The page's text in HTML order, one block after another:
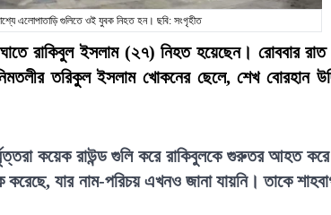
এলোপাতাড়ি গুলিতে ওই যুবক নিহত হন। ছবি: সংগৃহীত
রাকিবুল ইসলাম (২৭) নিহত হয়েছেন। রোববার রাত
তরিকুল ইসলাম খোকনের ছেলে, শেখ বোরহান
কয়েক রাউন্ড গুলি করে রাকিবুলকে গুরুতর আহত
যার নাম-পরিচয় এখনও জানা যায়নি। তাকে